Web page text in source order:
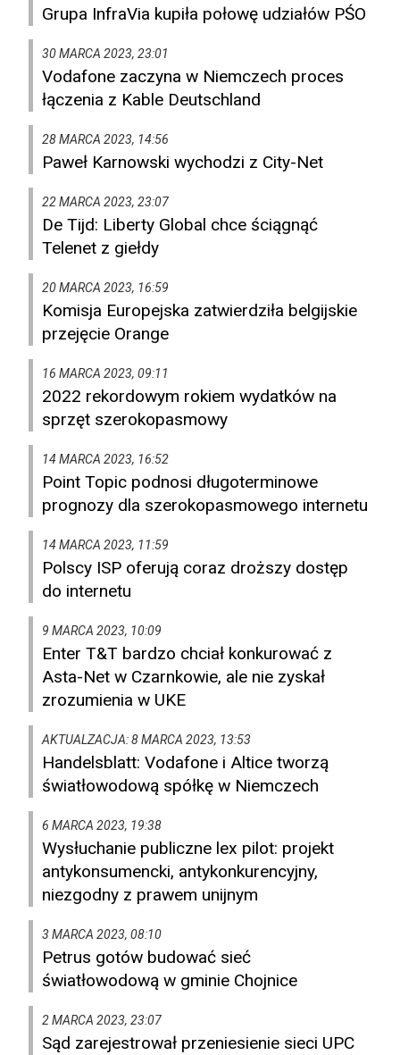
Grupa InfraVia kupiła połowę udziałów PŚO
30 MARCA 2023, 23:01
Vodafone zaczyna w Niemczech proces
łączenia z Kable Deutschland
28 MARCA 2023, 14:56
Paweł Karnowski wychodzi z City-Net
22 MARCA 2023, 23:07
De Tijd: Liberty Global chce ściągnąć
Telenet z giełdy
20 MARCA 2023, 16:59
Komisja Europejska zatwierdziła belgijskie
przejęcie Orange
16 MARCA 2023, 09:11
2022 rekordowym rokiem wydatków na
sprzęt szerokopasmowy
14 MARCA 2023, 16:52
Point Topic podnosi długoterminowe
prognozy dla szerokopasmowego internetu
14 MARCA 2023, 11:59
Polscy ISP oferują coraz droższy dostęp
do internetu
9 MARCA 2023, 10:09
Enter T&T bardzo chciał konkurować z
Asta-Net w Czarnkowie, ale nie zyskał
zrozumienia w UKE
AKTUALZACJA: 8 MARCA 2023, 13:53
Handelsblatt: Vodafone i Altice tworzą
światłowodową spółkę w Niemczech
6 MARCA 2023, 19:38
Wysłuchanie publiczne lex pilot: projekt
antykonsumencki, antykonkurencyjny,
niezgodny z prawem unijnym
3 MARCA 2023, 08:10
Petrus gotów budować sieć
światłowodową w gminie Chojnice
2 MARCA 2023, 23:07
Sąd zarejestrował przeniesienie sieci UPC